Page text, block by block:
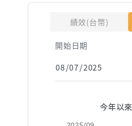
績效(台幣)
開始日期
今年以來